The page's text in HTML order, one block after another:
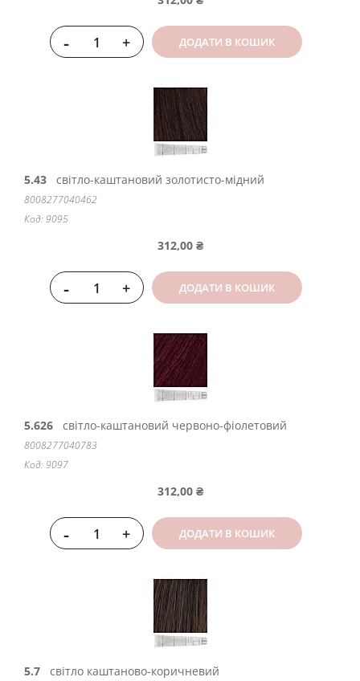
- + ДОДАТИ В КОШИК
5.43 світло-каштановий золотисто-мідний
8008277040462
Код: 9095
312,00 ₴
- + ДОДАТИ В КОШИК
5.626 світло-каштановий червоно-фіолетовий
8008277040783
Код: 9097
312,00 ₴
- + ДОДАТИ В КОШИК
5.7 світло каштаново-коричневий